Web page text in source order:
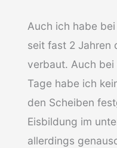
Auch ich habe
seit fast 2 Jahren
verbaut. Auch bei
Tage habe ich
den Scheiben
Eisbildung im
allerdings